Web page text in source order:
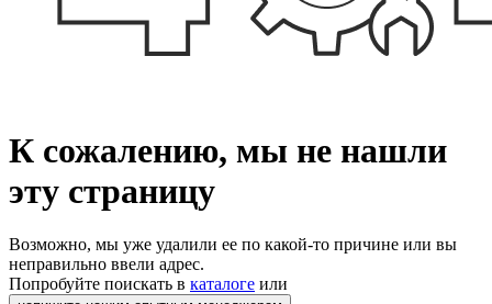
К сожалению, мы не нашли
эту страницу
Возможно, мы уже удалили ее по какой-то причине или вы
неправильно ввели адрес.
Попробуйте поискать в каталоге или